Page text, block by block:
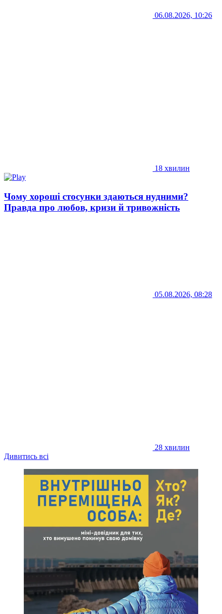
06.08.2026, 10:26
18 хвилин
Чому хороші стосунки здаються нудними?
Правда про любов, кризи й тривожність
05.08.2026, 08:28
28 хвилин
Дивитись всі